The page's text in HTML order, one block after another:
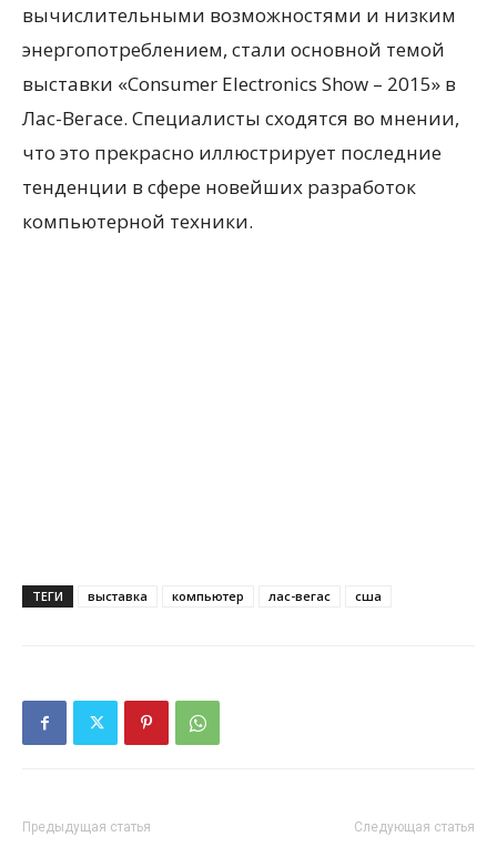
вычислительными возможностями и низким
энергопотреблением, стали основной темой
выставки «Consumer Electronics Show – 2015» в
Лас-Вегасе. Специалисты сходятся во мнении,
что это прекрасно иллюстрирует последние
тенденции в сфере новейших разработок
компьютерной техники.
ТЕГИ выставка компьютер лас-вегас сша
Предыдущая статья Следующая статья